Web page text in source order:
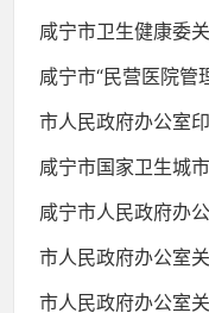
咸宁市卫生健康委
咸宁市“民营医院管
市人民政府办公室
咸宁市国家卫生城
咸宁市人民政府办
市人民政府办公室
市人民政府办公室